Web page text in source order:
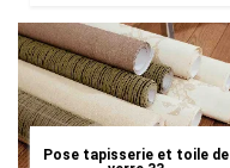
Pose tapisserie et toile de